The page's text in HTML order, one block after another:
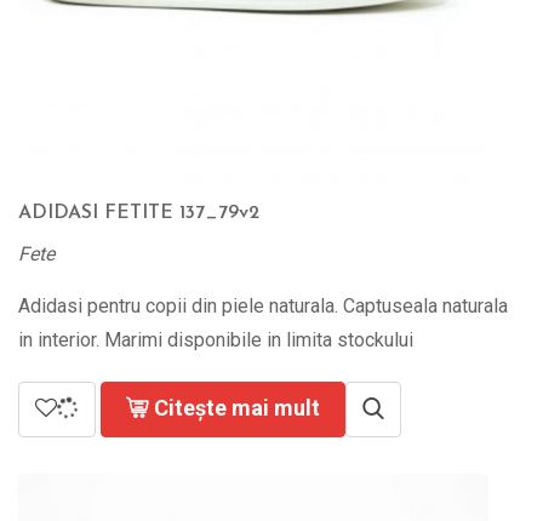
ADIDASI FETITE 137_79v2
Fete
Adidasi pentru copii din piele naturala. Captuseala naturala
in interior. Marimi disponibile in limita stockului
Citește mai mult